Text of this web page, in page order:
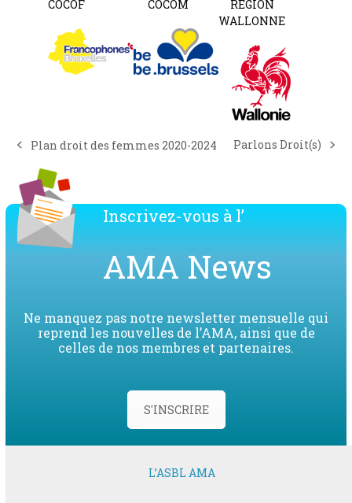
COCOF COCOM
REGION
WALLONNE
previous
post:
Plan droit des femmes 2020-2024
next
Parlons Droit(s)
Inscrivez-vous à l’
AMA News
Ne manquez pas notre newsletter mensuelle qui
reprend les nouvelles de l’AMA, ainsi que de
celles de nos membres et partenaires.
S'INSCRIRE
L’ASBL AMA